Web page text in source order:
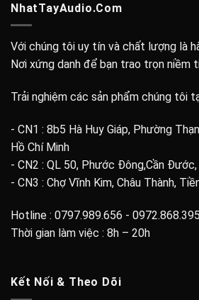
NhatTayAudio.Com
Với chúng tôi uy tín và chất lượng là
Nơi xứng danh để bạn trao trọn niềm
Trải nghiệm các sản phẩm chúng tôi
- CN1 : 8b5 Hà Huy Giáp, Phường
Hồ Chí Minh
- CN2 : QL 50, Phước Đông,Cần
- CN3 : Chợ Vĩnh Kim, Châu Thành,
Hotline : 0797.989.656 - 0972.868.395
Thời gian làm việc : 8h – 20h
Kết Nối & Theo Dõi